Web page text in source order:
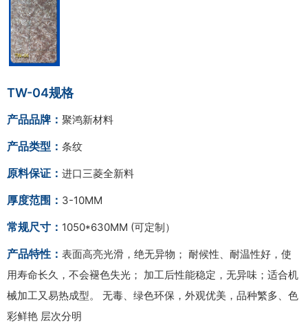
TW-04规格
产品品牌： 聚鸿新材料
产品类型： 条纹
原料保证： 进口三菱全新料
厚度范围： 3-10MM
常规尺寸： 1050*630MM (可定制）
产品特性： 表面高亮光滑，绝无异物； 耐候性、耐温性好，使
用寿命长久，不会褪色失光； 加工后性能稳定，无异味；适合机
械加工又易热成型。 无毒、绿色环保，外观优美，品种繁多、色
彩鲜艳 层次分明